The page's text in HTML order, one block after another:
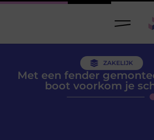
ZAKELIJK
Met een fender
boot voorkom je